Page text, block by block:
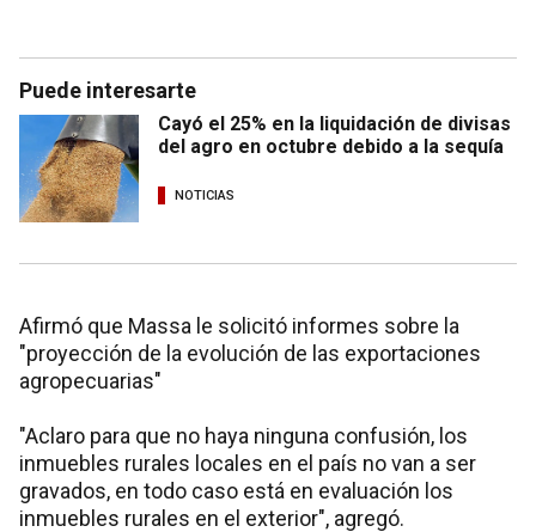
Puede interesarte
Cayó el 25% en la liquidación de divisas
del agro en octubre debido a la sequía
NOTICIAS
Afirmó que Massa le solicitó informes sobre la
"proyección de la evolución de las exportaciones
agropecuarias"
"Aclaro para que no haya ninguna confusión, los
inmuebles rurales locales en el país no van a ser
gravados, en todo caso está en evaluación los
inmuebles rurales en el exterior", agregó.